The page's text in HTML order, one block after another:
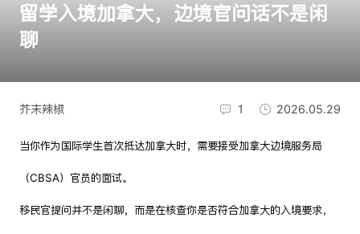
留学入境加拿大，边境官问话不是闲
聊
芥末辣椒 1 2026.05.29
当你作为国际学生首次抵达加拿大时，需要接受加拿大边境服务局
（CBSA）官员的面试。
移民官提问并不是闲聊，而是在核查你是否符合加拿大的入境要求，